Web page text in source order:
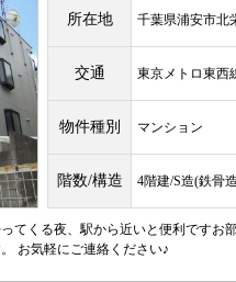
所在地 千葉県浦安市北
交通 東京メトロ東
物件種別 マンション
階数/構造 4階建/S造(鉄骨
てくる夜、駅から近いと便利ですお
お気軽にご連絡ください♪